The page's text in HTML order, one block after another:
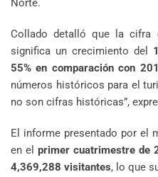
Norte.
Collado detalló que la cifra
significa un crecimiento del
55% en comparación con
números históricos para el
no son cifras históricas”,
El informe presentado por el
en el primer cuatrimestre de
4,369,288 visitantes, lo que